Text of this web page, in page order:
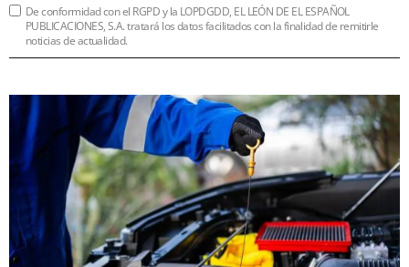
De conformidad con el RGPD y la LOPDGDD, EL LEÓN DE EL ESPAÑOL
PUBLICACIONES, S.A. tratará los datos facilitados con la finalidad de remitirle
noticias de actualidad.